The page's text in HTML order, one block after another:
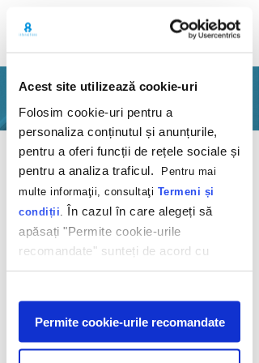
Acest site utilizează cookie-uri
Folosim cookie-uri pentru a
personaliza conținutul și anunțurile,
pentru a oferi funcții de rețele sociale și
pentru a analiza traficul.
Pentru mai
multe informaţii, consultaţi Termeni și
condiții În cazul în care alegeți să
apăsați "Permite cookie-urile
recomandate" sunteți de acord cu
utilizarea modulelor noastre cookie.
Afişare
Permite cookie-urile recomandate
PORTFOLIO
Back
Mare brânză,
multe premii
Delaco